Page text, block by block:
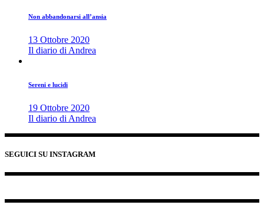
Non abbandonarsi all’ansia
13 Ottobre 2020
Il diario di Andrea
Sereni e lucidi
19 Ottobre 2020
Il diario di Andrea
SEGUICI SU INSTAGRAM